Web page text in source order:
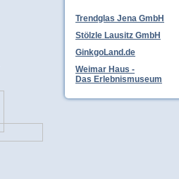
Trendglas Jena GmbH
Stölzle Lausitz GmbH
GinkgoLand.de
Weimar Haus -
Das Erlebnismuseum